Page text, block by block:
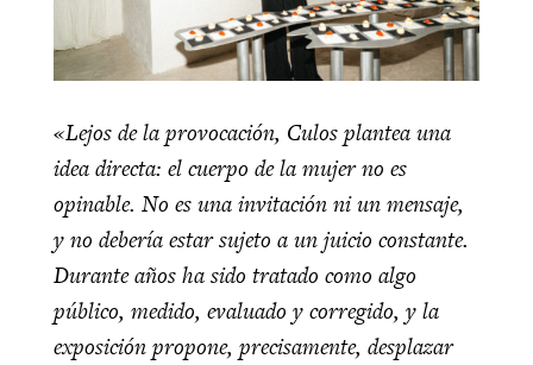
«Lejos de la provocación, Culos plantea una
idea directa: el cuerpo de la mujer no es
opinable. No es una invitación ni un mensaje,
y no debería estar sujeto a un juicio constante.
Durante años ha sido tratado como algo
público, medido, evaluado y corregido, y la
exposición propone, precisamente, desplazar